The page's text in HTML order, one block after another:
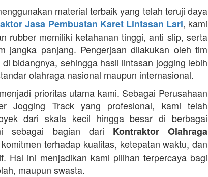
material terbaik yang telah teruji daya
Jasa Pembuatan Karet Lintasan Lari, kami
rubber memiliki ketahanan tinggi, anti slip, serta
jangka panjang. Pengerjaan dilakukan oleh tim
bidangnya, sehingga hasil lintasan jogging lebih
olahraga nasional maupun internasional.
prioritas utama kami. Sebagai Perusahaan
Jogging Track yang profesional, kami telah
dari skala kecil hingga besar di berbagai
sebagai bagian dari Kontraktor Olahraga
terhadap kualitas, ketepatan waktu, dan
Hal ini menjadikan kami pilihan terpercaya bagi
maupun swasta.